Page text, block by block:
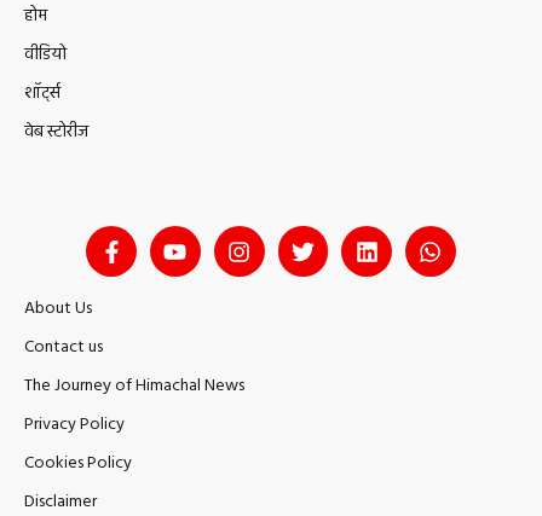
होम
वीडियो
शॉर्ट्स
वेब स्टोरीज
About Us
Contact us
The Journey of Himachal News
Privacy Policy
Cookies Policy
Disclaimer